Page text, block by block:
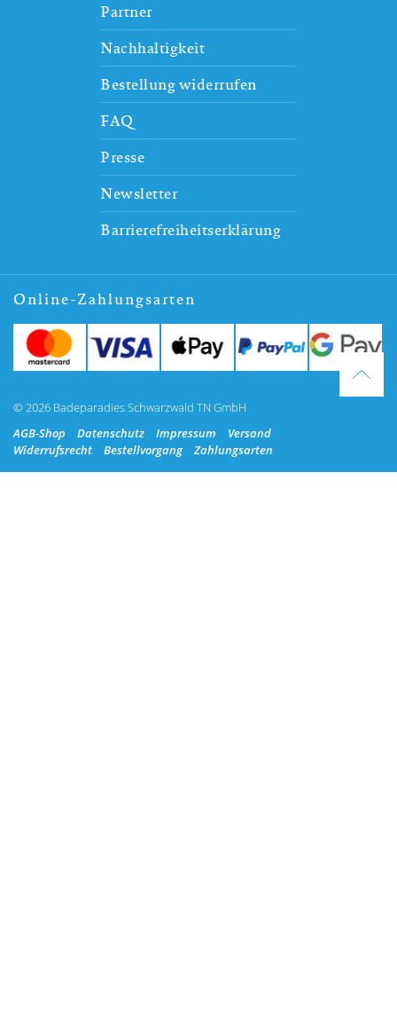
Partner
Nachhaltigkeit
Bestellung widerrufen
FAQ
Presse
Newsletter
Barrierefreiheitserklärung
Online-Zahlungsarten
© 2026 Badeparadies Schwarzwald TN GmbH
AGB-Shop
Datenschutz Impressum
Versand
Widerrufsrecht
Bestellvorgang Zahlungsarten